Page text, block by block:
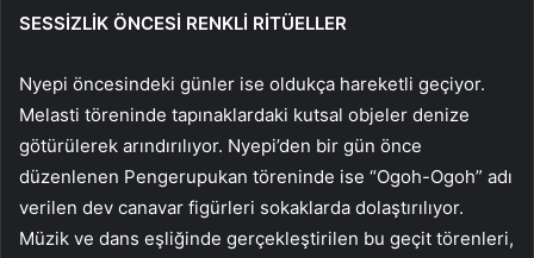
SESSİZLİK ÖNCESİ RENKLİ RİTÜELLER
Nyepi öncesindeki günler ise oldukça hareketli geçiyor.
Melasti töreninde tapınaklardaki kutsal objeler denize
götürülerek arındırılıyor. Nyepi’den bir gün önce
düzenlenen Pengerupukan töreninde ise “Ogoh-Ogoh” adı
verilen dev canavar figürleri sokaklarda dolaştırılıyor.
Müzik ve dans eşliğinde gerçekleştirilen bu geçit törenleri,